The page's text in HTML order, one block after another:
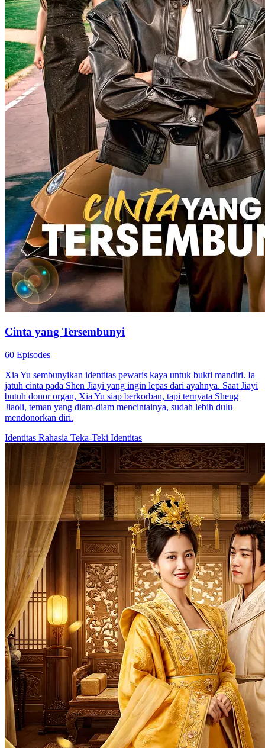
Cinta yang Tersembunyi
60 Episodes
Xia Yu sembunyikan identitas pewaris kaya untuk bukti mandiri. Ia
jatuh cinta pada Shen Jiayi yang ingin lepas dari ayahnya. Saat Jiayi
butuh donor organ, Xia Yu siap berkorban, tapi ternyata Sheng
Jiaoli, teman yang diam-diam mencintainya, sudah lebih dulu
mendonorkan diri.
Identitas Rahasia Teka-Teki Identitas